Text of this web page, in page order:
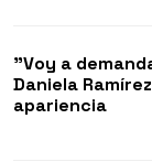
"Voy a
Daniela
apariencia